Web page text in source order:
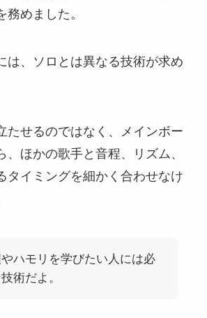
めました。
は、ソロとは異なる技術が求め
たせるのではなく、メインボー
、ほかの歌手と音程、リズム、
タイミングを細かく合わせなけ
ハモリを学びたい人には必
術だよ。